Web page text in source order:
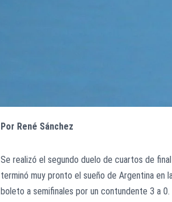
Por René Sánchez
Se realizó el segundo duelo de cuartos de
terminó muy pronto el sueño de Argentina en
boleto a semifinales por un contundente 3 a 0.